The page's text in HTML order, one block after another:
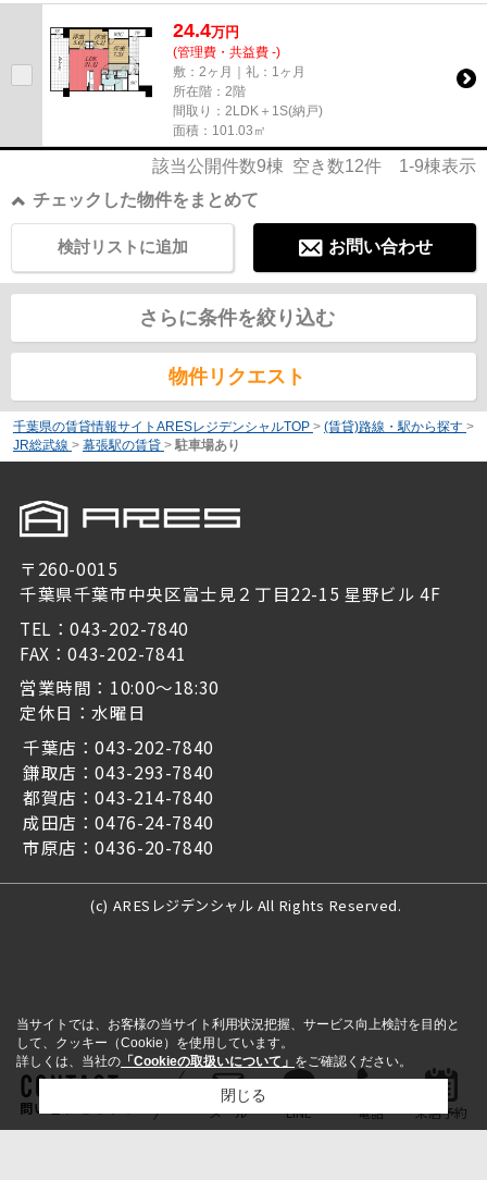
24.4万円
(管理費・共益費 -)
敷：2ヶ月｜礼：1ヶ月
所在階：2階
間取り：2LDK＋1S(納戸)
面積：101.03㎡
該当公開件数9棟 空き数12件 1-9棟表示
チェックした物件をまとめて
お問い合わせ
検討リストに追加
さらに条件を絞り込む
物件リクエスト
千葉県の賃貸情報サイトARESレジデンシャルTOP > (賃貸)路線・駅から探す >
JR総武線 > 幕張駅の賃貸 > 駐車場あり
〒260-0015
千葉県千葉市中央区富士見２丁目22-15 星野ビル 4F
TEL：043-202-7840
FAX：043-202-7841
営業時間：10:00～18:30
定休日：水曜日
千葉店：043-202-7840
鎌取店：043-293-7840
都賀店：043-214-7840
成田店：0476-24-7840
市原店：0436-20-7840
(c) ARESレジデンシャル All Rights Reserved.
問い合わせをする メール LINE 電話 来店予約
当サイトでは、お客様の当サイト利用状況把握、サービス向上検討を目的と
して、クッキー（Cookie）を使用しています。
詳しくは、当社の 「Cookieの取扱いについて」 をご確認ください。
閉じる